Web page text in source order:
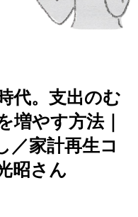
代。支出のむ
増やす方法｜
／家計再生コ
昭さん